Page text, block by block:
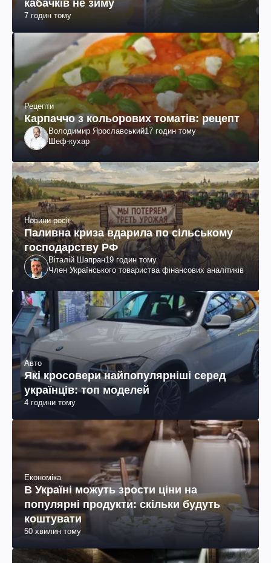
кабачків не зиму
7 годин тому
Рецепти
Карпаччо з кольорових томатів: рецепт
Володимир Ярославський17 годин тому
Шеф-кухар
Новини росії
Паливна криза вдарила по сільському
господарству РФ
Віталій Шапран19 годин тому
Член Українського товариства фінансових аналітиків
Авто
Які кросовери найпопулярніші серед
українців: топ моделей
4 години тому
Економіка
В Україні можуть зрости ціни на
популярні продукти: скільки будуть
коштувати
50 хвилин тому